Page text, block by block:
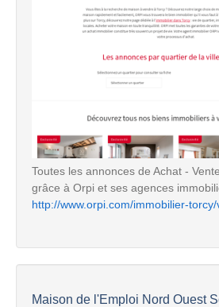
Toutes les annonces de Achat -
grâce à Orpi et ses agences
http://www.orpi.com/immobilier-
Maison de l'Emploi Nord Ouest